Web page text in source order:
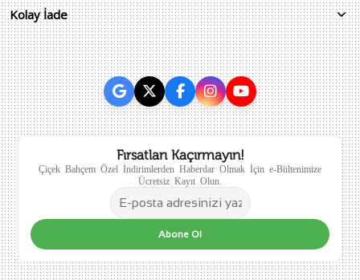
Kolay İade
Fırsatları Kaçırmayın!
Çiçek Bahçem Özel İndirimlerden Haberdar Olmak İçin e-Bültenimize
Ücretsiz Kayıt Olun.
Abone Ol